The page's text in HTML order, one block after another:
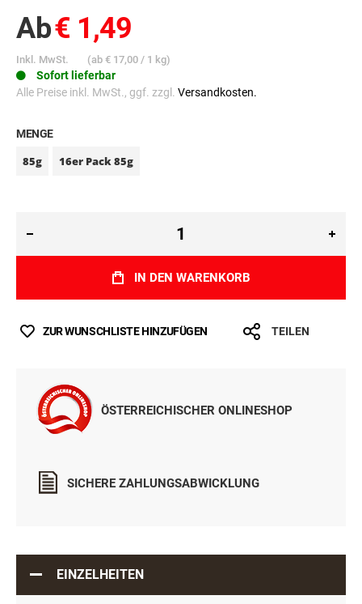
Ab€ 1,49
Inkl. MwSt. (ab € 17,00 / 1 kg)
Sofort lieferbar
Alle Preise inkl. MwSt., ggf. zzgl. Versandkosten.
MENGE
85g 16er Pack 85g
IN DEN WARENKORB
ZUR WUNSCHLISTE HINZUFÜGEN TEILEN
ÖSTERREICHISCHER ONLINESHOP
SICHERE ZAHLUNGSABWICKLUNG
EINZELHEITEN